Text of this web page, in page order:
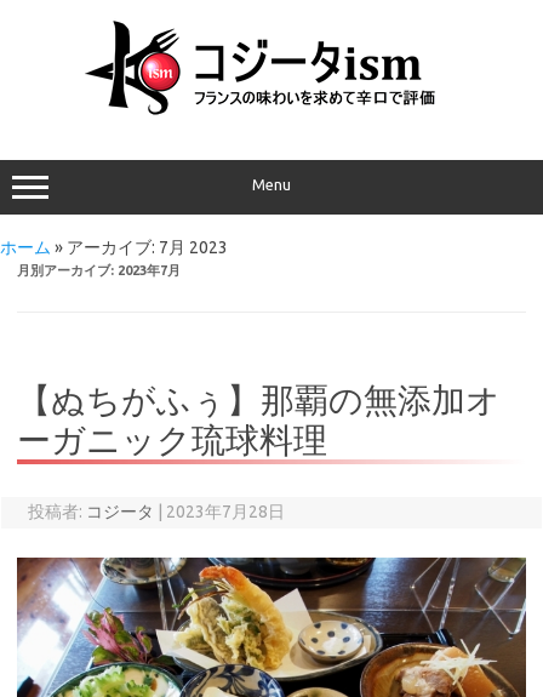
Menu
ホーム » アーカイブ: 7月 2023
月別アーカイブ: 2023年7月
【ぬちがふぅ】那覇の無添加オ
ーガニック琉球料理
投稿者: コジータ 2023年7月28日